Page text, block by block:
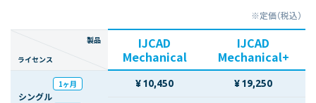
※定価（税込）
製品
ライセンス
IJCAD
Mechanical
IJCAD
Mechanical+
シングル
1ヶ月 ¥10,450 ¥19,250